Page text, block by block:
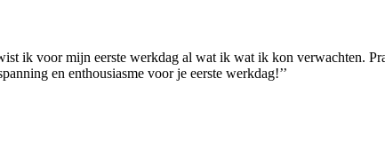
ik voor mijn eerste werkdag al wat ik wat ik kon verwachten.
en enthousiasme voor je eerste werkdag!’’